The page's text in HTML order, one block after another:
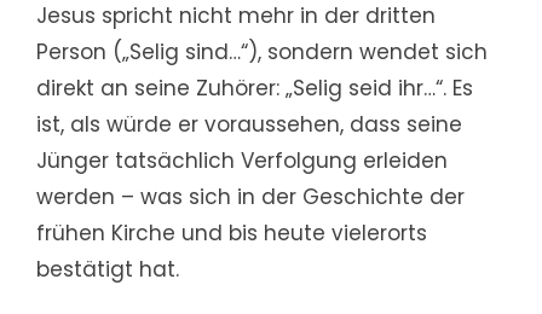
Jesus spricht nicht mehr in der dritten
Person („Selig sind…“), sondern wendet sich
direkt an seine Zuhörer: „Selig seid ihr…“. Es
ist, als würde er voraussehen, dass seine
Jünger tatsächlich Verfolgung erleiden
werden – was sich in der Geschichte der
frühen Kirche und bis heute vielerorts
bestätigt hat.